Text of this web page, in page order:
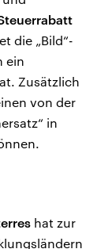
die „Bild“-
ein
Zusätzlich
von der
in
hat zur